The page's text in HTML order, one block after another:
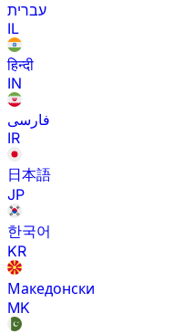
עברית
IL
हिन्दी
IN
فارسی
IR
日本語
JP
한국어
KR
Македонски
MK